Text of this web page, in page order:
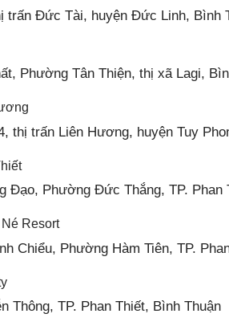
trấn Đức Tài, huyện Đức Linh, Bình
Phường Tân Thiện, thị xã Lagi,
thị trấn Liên Hương, huyện Tuy
Đạo, Phường Đức Thắng, TP. Phan
Resort
Chiểu, Phường Hàm Tiên, TP.
Thông, TP. Phan Thiết, Bình Thuận